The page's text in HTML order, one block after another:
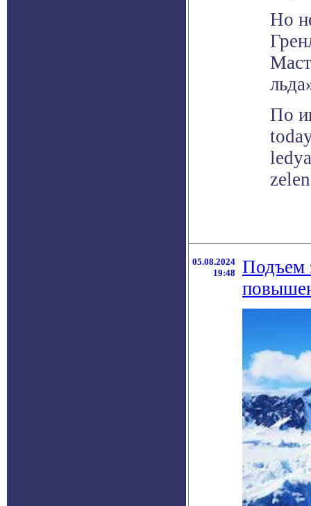
Но
По
05.08.2024
19:48
Подъем